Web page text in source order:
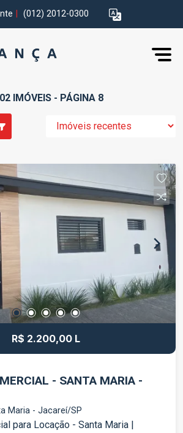
(012) 2012-0300
IMÓVEIS - PÁGINA 8
R$ 2.200,00 L
- SANTA MARIA -
Maria - Jacareí/SP
para Locação - Santa Maria |